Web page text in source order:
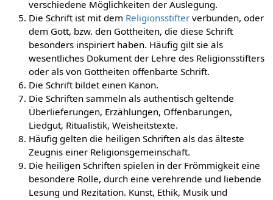
verschiedene Möglichkeiten der Auslegung.
Die Schrift ist mit dem Religionsstifterverbunden, oder
dem Gott, bzw. den Gottheiten, die diese Schrift
besonders inspiriert haben. Häufig gilt sie als
wesentliches Dokument der Lehre des Religionsstifters
oder als von Gottheiten offenbarte Schrift.
Die Schrift bildet einen Kanon.
Die Schriften sammeln als authentisch geltende
Überlieferungen, Erzählungen, Offenbarungen,
Liedgut, Ritualistik, Weisheitstexte.
Häufig gelten die heiligen Schriften als das älteste
Zeugnis einer Religionsgemeinschaft.
Die heiligen Schriften spielen in der Frömmigkeit eine
besondere Rolle, durch eine verehrende und liebende
Lesung und Rezitation. Kunst, Ethik, Musik und